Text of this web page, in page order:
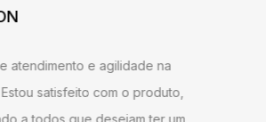
atendimento e agilidade na
satisfeito com o produto,
a todos que desejam ter um